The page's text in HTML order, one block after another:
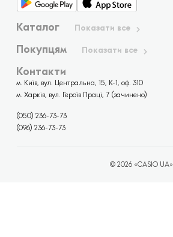
Каталог Показати все
Покупцям Показати все
Контакти
м. Київ, вул. Центральна, 15, К-1, оф. 310
м. Харків, вул. Героїв Праці, 7 (зачинено)
(050) 236-73-73
(096) 236-73-73
© 2026 «CASIO UA»